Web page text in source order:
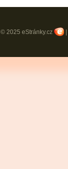
© 2025 eStránky.cz